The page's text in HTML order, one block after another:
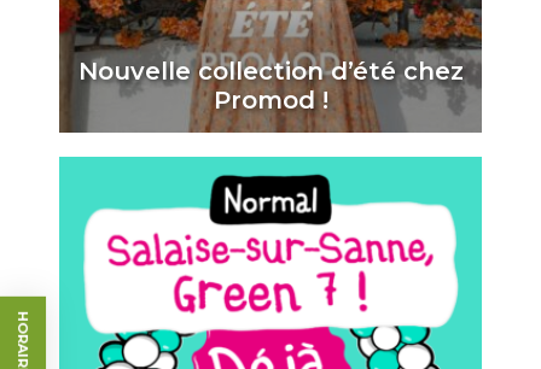
Nouvelle collection d’été chez
Promod !